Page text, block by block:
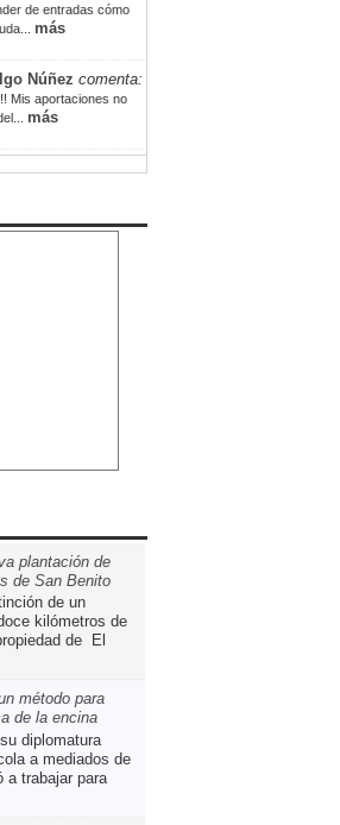
de entradas cómo
más
Núñez comenta:
Mis aportaciones no
más
plantación de
de San Benito
de un
kilómetros de
de El
método para
de la encina
diplomatura
a mediados de
a trabajar para